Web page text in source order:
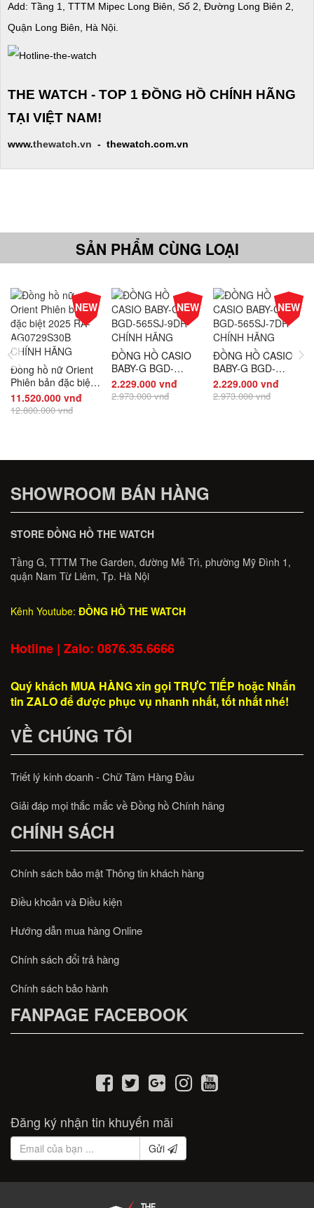
Add: Tầng 1, TTTM Mipec Long Biên, Số 2, Đường Long Biên 2,
Quận Long Biên, Hà Nội.
THE WATCH - TOP 1 ĐỒNG HỒ CHÍNH HÃNG
TẠI VIỆT NAM!
www.thewatch.vn - thewatch.com.vn
SẢN PHẨM CÙNG LOẠI
-10%
Giá
NEW
Đồng hồ nữ Orient
Phiên bản đặc biệt
2025 RA-
AG0729S30B
11.520.000 vnđ
12.800.000 vnđ
-25%
Giá
NEW
ĐỒNG HỒ CASIO
BABY-G BGD-
565SJ-9DR CHÍNH
HÃNG
2.229.000 vnđ
2.973.000 vnđ
-25%
Giá
NEW
ĐỒNG HỒ CASIO
BABY-G BGD-
565SJ-7DR CHÍNH
HÃNG
2.229.000 vnđ
2.973.000 vnđ
SHOWROOM BÁN HÀNG
STORE ĐỒNG HỒ THE WATCH
Tầng G, TTTM The Garden, đường Mễ Trì, phường Mỹ Đình 1,
quận Nam Từ Liêm, Tp. Hà Nội
Kênh Youtube: ĐỒNG HỒ THE WATCH
Hotline | Zalo: 0876.35.6666
Quý khách MUA HÀNG xin gọi TRỰC TIẾP hoặc Nhắn
tin ZALO để được phục vụ nhanh nhất, tốt nhất nhé!
VỀ CHÚNG TÔI
Triết lý kinh doanh - Chữ Tâm Hàng Đầu
Giải đáp mọi thắc mắc về Đồng hồ Chính hãng
CHÍNH SÁCH
Chính sách bảo mật Thông tin khách hàng
Điều khoản và Điều kiện
Hướng dẫn mua hàng Online
Chính sách đổi trả hàng
Chính sách bảo hành
FANPAGE FACEBOOK
Đăng ký nhận tin khuyến mãi
Gửi